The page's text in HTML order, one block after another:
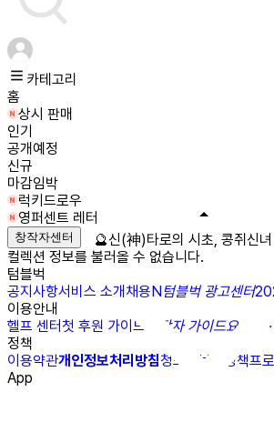
카테고리
홈
상시 판매
인기
공개예정
신규
마감임박
럭키드로우
영퍼센트 레터
창작자센터
컬렉션 정보를 불러올 수 없습니다.
텀블벅
공지사항서비스 소개채용N텀블벅 광고센터
이용안내
헬프 센터첫 후원 가이드 창작자 가이드요금제
정책
이용약관개인정보처리방침청소년보호정책프
App
🔮신(神)타로의 시초, 콩쥐신